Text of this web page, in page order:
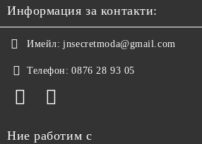
Информация за контакти:
Имейл: jnsecretmoda@gmail.com
Телефон: 0876 28 93 05
Ние работим с